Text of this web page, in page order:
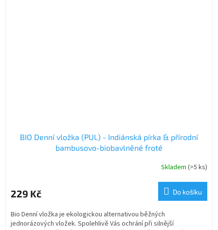
BIO Denní vložka (PUL) - Indiánská pírka & přírodní
bambusovo-biobavlněné froté
Skladem (>5 ks)
229 Kč Do košíku
Bio Denní vložka je ekologickou alternativou běžných
jednorázových vložek. Spolehlivě Vás ochrání při silnější